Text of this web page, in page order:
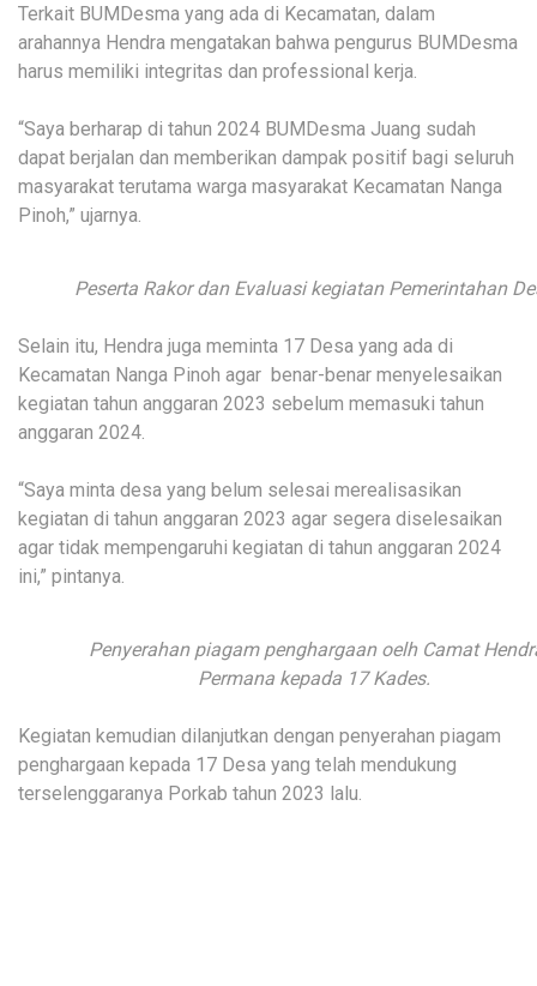
Terkait BUMDesma yang ada di Kecamatan, dalam
arahannya Hendra mengatakan bahwa pengurus BUMDesma
harus memiliki integritas dan professional kerja.
“Saya berharap di tahun 2024 BUMDesma Juang sudah
dapat berjalan dan memberikan dampak positif bagi seluruh
masyarakat terutama warga masyarakat Kecamatan Nanga
Pinoh,” ujarnya.
Peserta Rakor dan Evaluasi kegiatan Pemerintahan
Selain itu, Hendra juga meminta 17 Desa yang ada di
Kecamatan Nanga Pinoh agar benar-benar menyelesaikan
kegiatan tahun anggaran 2023 sebelum memasuki tahun
anggaran 2024.
“Saya minta desa yang belum selesai merealisasikan
kegiatan di tahun anggaran 2023 agar segera diselesaikan
agar tidak mempengaruhi kegiatan di tahun anggaran 2024
ini,” pintanya.
Penyerahan piagam penghargaan oelh Camat
Permana kepada 17 Kades.
Kegiatan kemudian dilanjutkan dengan penyerahan piagam
penghargaan kepada 17 Desa yang telah mendukung
terselenggaranya Porkab tahun 2023 lalu.